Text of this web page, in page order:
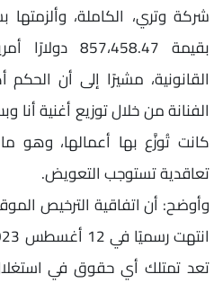
شركة وتري، الكاملة،
بقيمة
القانونية، مشيرًا إلى أن
الفنانة من خلال توزيع أغنية
كانت تُوزَّع بها أعمالها، وهو
تعاقدية تستوجب التعويض.
وأوضح: أن اتفاقية الترخيص
تعد تمتلك أي حقوق في استغلال